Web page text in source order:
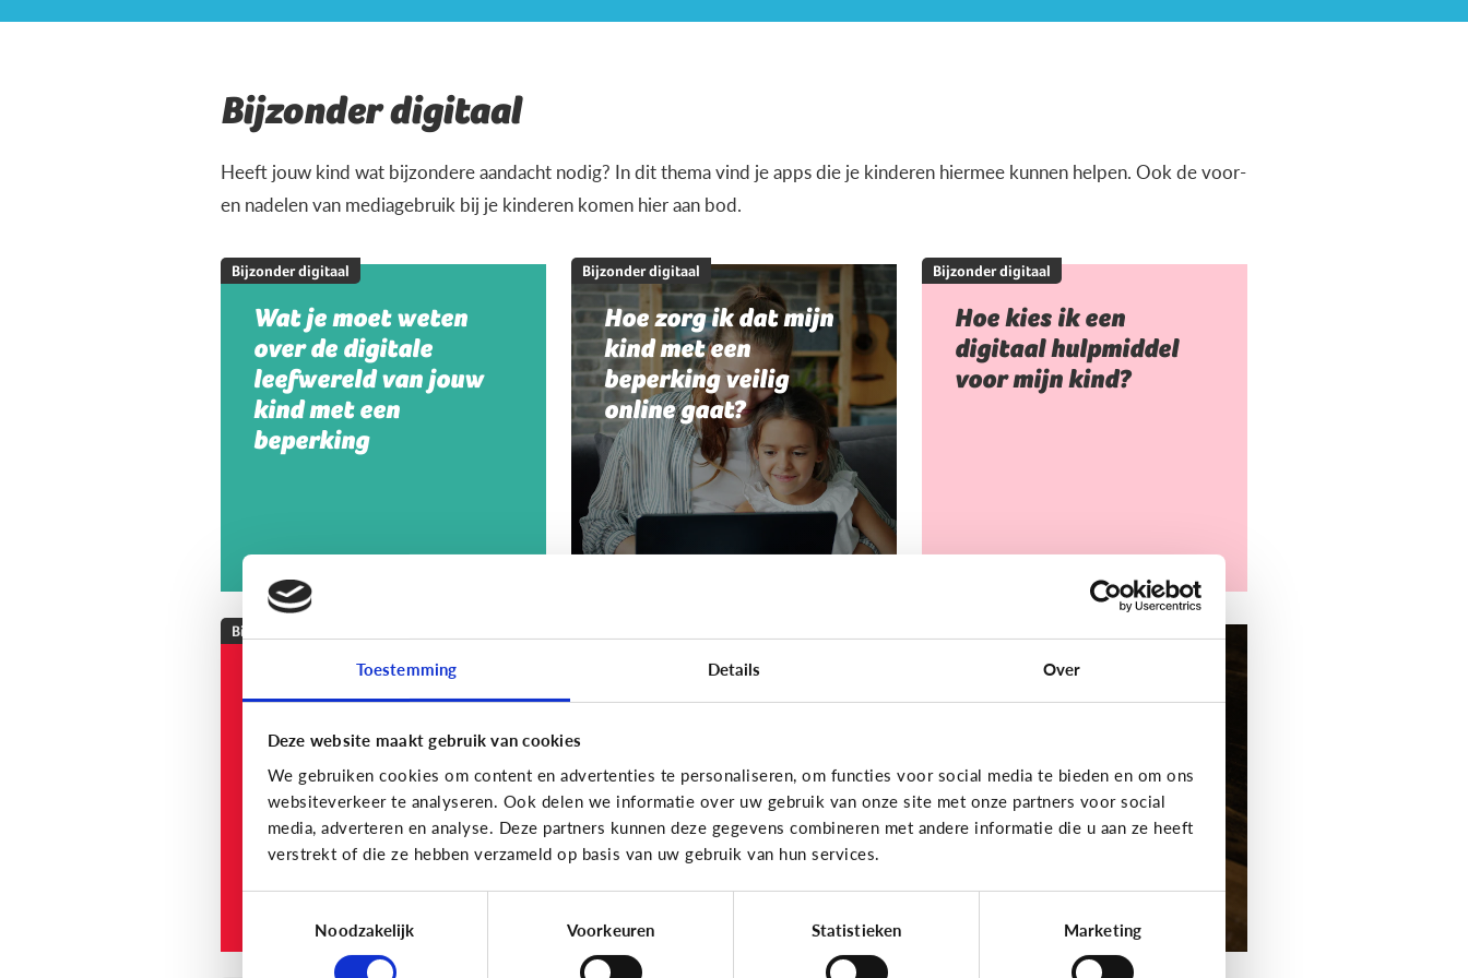
Toestemming Details Over
Deze website maakt gebruik van cookies
We gebruiken cookies om content en advertenties te personaliseren, om functies voor social media te bieden en om ons
websiteverkeer te analyseren. Ook delen we informatie over uw gebruik van onze site met onze partners voor social
media, adverteren en analyse. Deze partners kunnen deze gegevens combineren met andere informatie die u aan ze heeft
verstrekt of die ze hebben verzameld op basis van uw gebruik van hun services.
Noodzakelijk
Voorkeuren Statistieken Marketing
Bijzonder digitaal
Heeft jouw kind wat bijzondere aandacht nodig? In dit thema vind je apps die je kinderen hiermee kunnen helpen. Ook de voor-
en nadelen van mediagebruik bij je kinderen komen hier aan bod.
Bijzonder digitaal
Wat je moet weten
over de digitale
leefwereld van jouw
kind met een
beperking
Bijzonder digitaal
Hoe zorg ik dat mijn
kind met een
beperking veilig
online gaat?
Bijzonder digitaal
Hoe kies ik een
digitaal hulpmiddel
voor mijn kind?
Bijzonder digitaal
Mijn kind is
slechthorend of doof.
Welke apps of
toepassingen kunnen
helpen?
Mijn kind is
slechtziend of blind.
toepassingen kunnen
helpen?
Mijn kind heeft moeite
met schrijven en
of toepassingen
kunnen helpen?